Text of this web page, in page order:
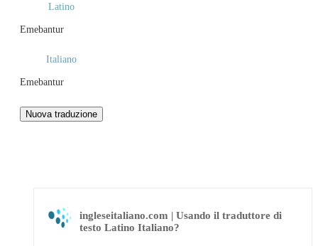
Latino
Emebantur
Italiano
Emebantur
ingleseitaliano.com | Usando il traduttore di
testo Latino Italiano?